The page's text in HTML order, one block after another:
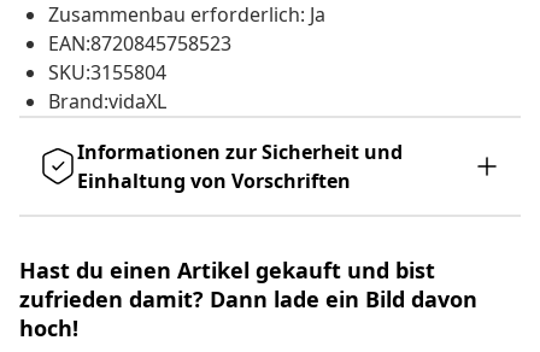
Zusammenbau erforderlich: Ja
EAN:8720845758523
SKU:3155804
Brand:vidaXL
Informationen zur Sicherheit und
Einhaltung von Vorschriften
Hast du einen Artikel gekauft und bist
zufrieden damit? Dann lade ein Bild davon
hoch!